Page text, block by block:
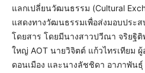
แลกเปลี่ยนวัฒนธรรม (Cultural
แสดงทางวัฒนธรรมเพื่อส่งมอบประ
โดยสาร โดยมีนางสาวปวีณา จริยฐิติ
ใหญ่ AOT นายวิจิตต์ แก้วไทรเทียม
ดอนเมือง และนางลัชชิดา อาภาพัน